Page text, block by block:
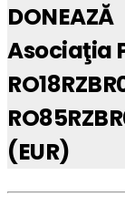
DONEAZĂ
Asociaţia
(EUR)